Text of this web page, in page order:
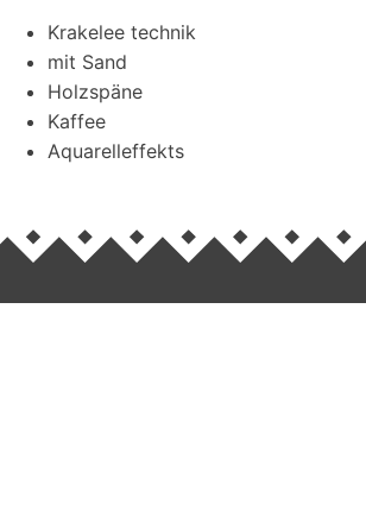
Krakelee technik
mit Sand
Holzspäne
Kaffee
Aquarelleffekts